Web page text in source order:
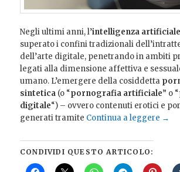
Negli ultimi anni, l’intelligenza
superato i confini tradizionali
dell’arte digitale, penetrando in ambiti
legati alla dimensione affettiva e
umano. L’emergere della cosiddetta
sintetica (o “pornografia artificiale” o “
digitale“) – ovvero contenuti erotici e
generati tramite Continua a leggere →
CONDIVIDI QUESTO ARTICOLO: